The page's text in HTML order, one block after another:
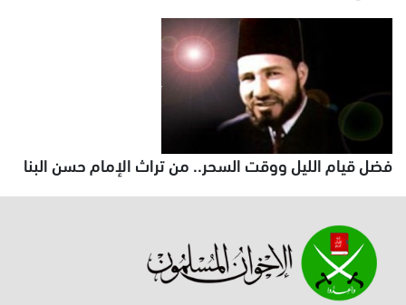
فضل قيام الليل ووقت السحر.. من تراث الإمام حسن البنا